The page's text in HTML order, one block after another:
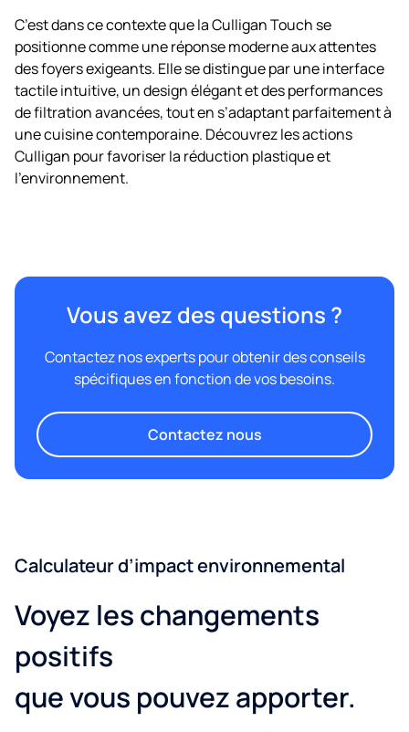
C’est dans ce contexte que la Culligan Touch se
positionne comme une réponse moderne aux attentes
des foyers exigeants. Elle se distingue par une interface
tactile intuitive, un design élégant et des performances
de filtration avancées, tout en s’adaptant parfaitement à
une cuisine contemporaine. Découvrez les actions
Culligan pour favoriser la réduction plastique et
l’environnement.
Vous avez des questions ?
Contactez nos experts pour obtenir des conseils
spécifiques en fonction de vos besoins.
Contactez nous
Calculateur d’impact environnemental
Voyez les changements
positifs
que vous pouvez apporter.